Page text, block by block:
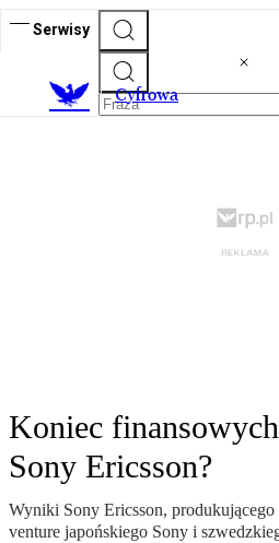
Serwisy
Cyfrowa
Koniec
Sony Ericsson?
Wyniki Sony Ericsson,
venture japońskiego Sony i